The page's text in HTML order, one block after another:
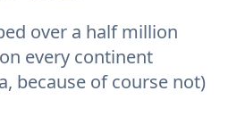
over a half million
every continent
because of course not)